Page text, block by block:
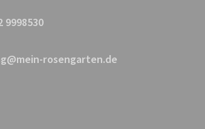
9998530
rosengarten.de